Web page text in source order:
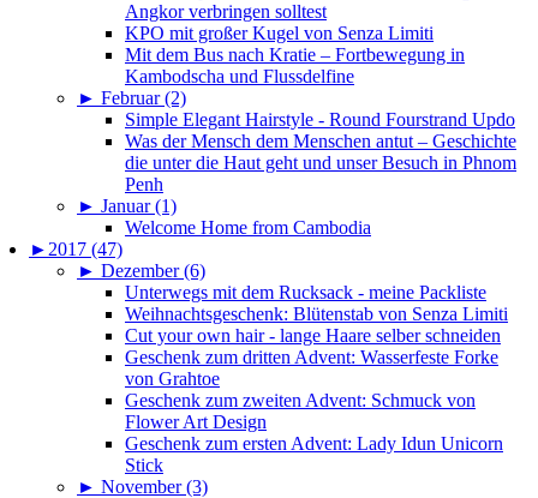
Angkor verbringen solltest
KPO mit großer Kugel von Senza Limiti
Mit dem Bus nach Kratie – Fortbewegung in
Kambodscha und Flussdelfine
► Februar (2)
Simple Elegant Hairstyle - Round Fourstrand Updo
Was der Mensch dem Menschen antut – Geschichte
die unter die Haut geht und unser Besuch in Phnom
Penh
► Januar (1)
Welcome Home from Cambodia
► 2017 (47)
► Dezember (6)
Unterwegs mit dem Rucksack - meine Packliste
Weihnachtsgeschenk: Blütenstab von Senza Limiti
Cut your own hair - lange Haare selber schneiden
Geschenk zum dritten Advent: Wasserfeste Forke
von Grahtoe
Geschenk zum zweiten Advent: Schmuck von
Flower Art Design
Geschenk zum ersten Advent: Lady Idun Unicorn
Stick
► November (3)